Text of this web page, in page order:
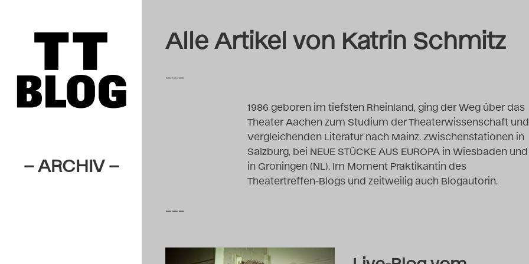
– ARCHIV –
Alle Artikel von Katrin Schmitz
–––
1986 geboren im tiefsten Rheinland, ging der Weg über das
Theater Aachen zum Studium der Theaterwissenschaft und
Vergleichenden Literatur nach Mainz. Zwischenstationen in
Salzburg, bei NEUE STÜCKE AUS EUROPA in Wiesbaden und
in Groningen (NL). Im Moment Praktikantin des
Theatertreffen-Blogs und zeitweilig auch Blogautorin.
–––